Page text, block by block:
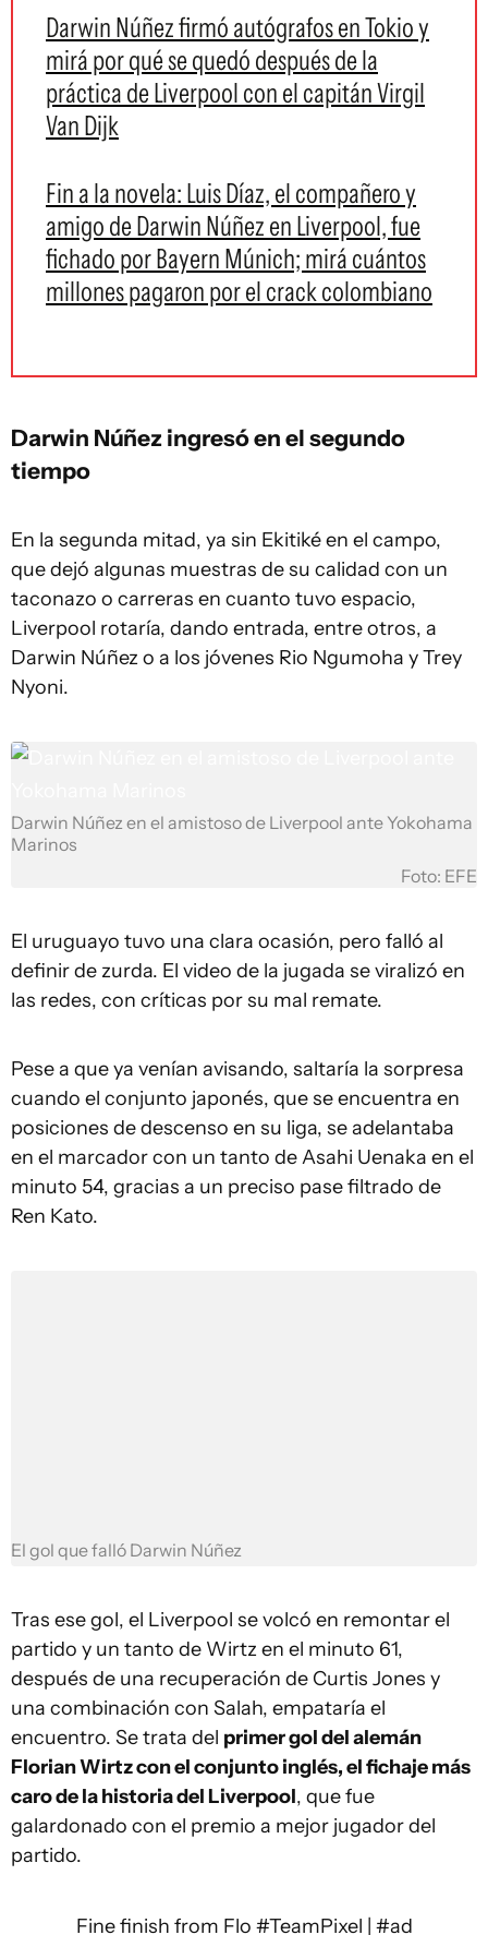
Darwin Núñez firmó autógrafos en Tokio y
mirá por qué se quedó después de la
práctica de Liverpool con el capitán Virgil
Van Dijk
Fin a la novela: Luis Díaz, el compañero y
amigo de Darwin Núñez en Liverpool, fue
fichado por Bayern Múnich; mirá cuántos
millones pagaron por el crack colombiano
Darwin Núñez ingresó en el segundo
tiempo
En la segunda mitad, ya sin Ekitiké en el campo,
que dejó algunas muestras de su calidad con un
taconazo o carreras en cuanto tuvo espacio,
Liverpool rotaría, dando entrada, entre otros, a
Darwin Núñez o a los jóvenes Rio Ngumoha y Trey
Nyoni.
Darwin Núñez en el amistoso de Liverpool ante Yokohama
Marinos
Foto: EFE
El uruguayo tuvo una clara ocasión, pero falló al
definir de zurda. El video de la jugada se viralizó en
las redes, con críticas por su mal remate.
Pese a que ya venían avisando, saltaría la sorpresa
cuando el conjunto japonés, que se encuentra en
posiciones de descenso en su liga, se adelantaba
en el marcador con un tanto de Asahi Uenaka en el
minuto 54, gracias a un preciso pase filtrado de
Ren Kato.
El gol que falló Darwin Núñez
Tras ese gol, el Liverpool se volcó en remontar el
partido y un tanto de Wirtz en el minuto 61,
después de una recuperación de Curtis Jones y
una combinación con Salah, empataría el
encuentro. Se trata del primer gol del alemán
Florian Wirtz con el conjunto inglés, el fichaje más
caro de la historia del Liverpool, que fue
galardonado con el premio a mejor jugador del
partido.
Fine finish from Flo #TeamPixel | #ad